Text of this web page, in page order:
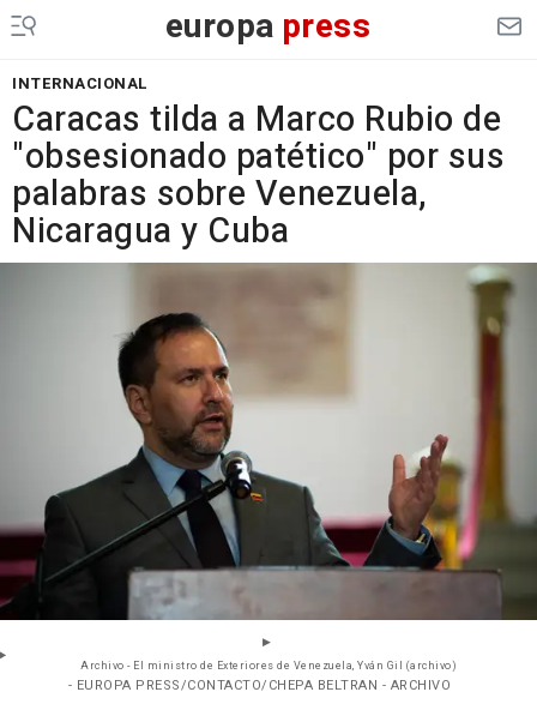
europa press
INTERNACIONAL
Caracas tilda a Marco Rubio de
"obsesionado patético" por sus
palabras sobre Venezuela,
Nicaragua y Cuba
Archivo - El ministro de Exteriores de Venezuela, Yván Gil (archivo)
- EUROPA PRESS/CONTACTO/CHEPA BELTRAN - ARCHIVO